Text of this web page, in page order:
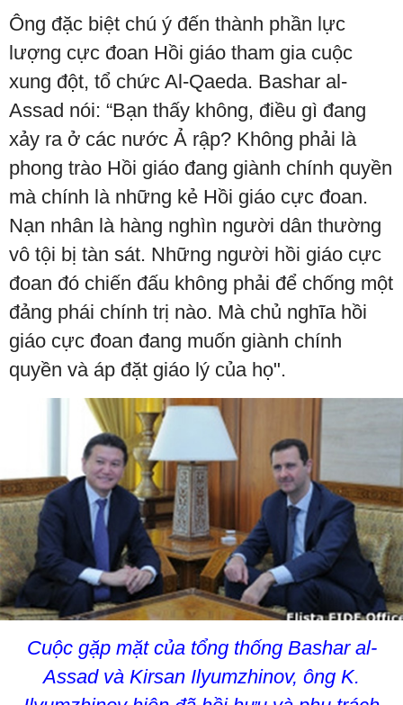
Ông đặc biệt chú ý đến thành phần lực
lượng cực đoan Hồi giáo tham gia cuộc
xung đột, tổ chức Al-Qaeda. Bashar al-
Assad nói: “Bạn thấy không, điều gì đang
xảy ra ở các nước Ả rập? Không phải là
phong trào Hồi giáo đang giành chính quyền
mà chính là những kẻ Hồi giáo cực đoan.
Nạn nhân là hàng nghìn người dân thường
vô tội bị tàn sát. Những người hồi giáo cực
đoan đó chiến đấu không phải để chống một
đảng phái chính trị nào. Mà chủ nghĩa hồi
giáo cực đoan đang muốn giành chính
quyền và áp đặt giáo lý của họ".
Cuộc gặp mặt của tổng thống Bashar al-
Assad và Kirsan Ilyumzhinov, ông K.